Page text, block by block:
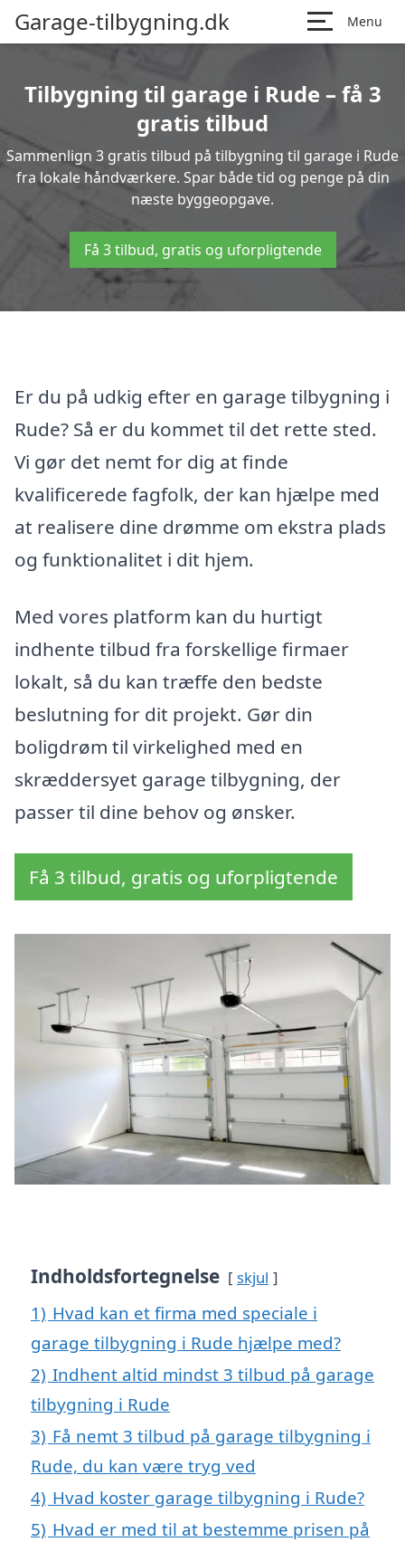
Garage-tilbygning.dk Menu
Tilbygning til garage i Rude – få 3
gratis tilbud
Sammenlign 3 gratis tilbud på tilbygning til garage i Rude
fra lokale håndværkere. Spar både tid og penge på din
næste byggeopgave.
Få 3 tilbud, gratis og uforpligtende
Er du på udkig efter en garage tilbygning i
Rude? Så er du kommet til det rette sted.
Vi gør det nemt for dig at finde
kvalificerede fagfolk, der kan hjælpe med
at realisere dine drømme om ekstra plads
og funktionalitet i dit hjem.
Med vores platform kan du hurtigt
indhente tilbud fra forskellige firmaer
lokalt, så du kan træffe den bedste
beslutning for dit projekt. Gør din
boligdrøm til virkelighed med en
skræddersyet garage tilbygning, der
passer til dine behov og ønsker.
Få 3 tilbud, gratis og uforpligtende
Indholdsfortegnelse skjul
1) Hvad kan et firma med speciale i
garage tilbygning i Rude hjælpe med?
2) Indhent altid mindst 3 tilbud på garage
tilbygning i Rude
3) Få nemt 3 tilbud på garage tilbygning i
Rude, du kan være tryg ved
4) Hvad koster garage tilbygning i Rude?
5) Hvad er med til at bestemme prisen på